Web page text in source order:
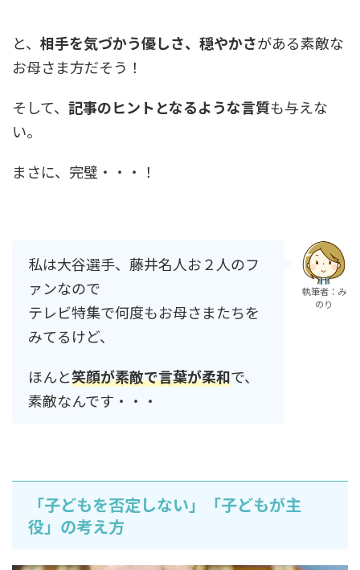
と、 相手を気づかう優しさ、穏やかさがある素敵な
お母さま方だそう！
そして、 記事のヒントとなるような言質も与えな
い。
まさに、完璧・・・！
私は大谷選手、藤井名人お２人のフ
ァンなので
テレビ特集で何度もお母さまたちを
みてるけど、
ほんと笑顔が素敵で言葉が柔和で、
素敵なんです・・・
執筆者：み
のり
「子どもを否定しない」「子どもが主
役」の考え方